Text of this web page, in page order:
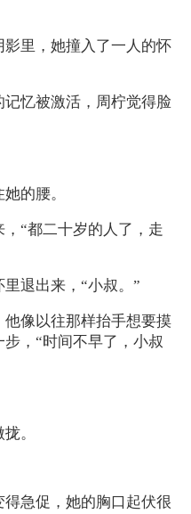
里，她撞入了一人的怀
忆被激活，周柠觉得脸
的腰。
“都二十岁的人了，走
退出来，“小叔。”
像以往那样抬手想要摸
，“时间不早了，小叔
。
急促，她的胸口起伏很